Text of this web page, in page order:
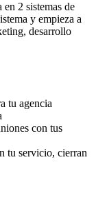
2 sistemas de
y empieza a
desarrollo
tu agencia
con tus
tu servicio, cierran